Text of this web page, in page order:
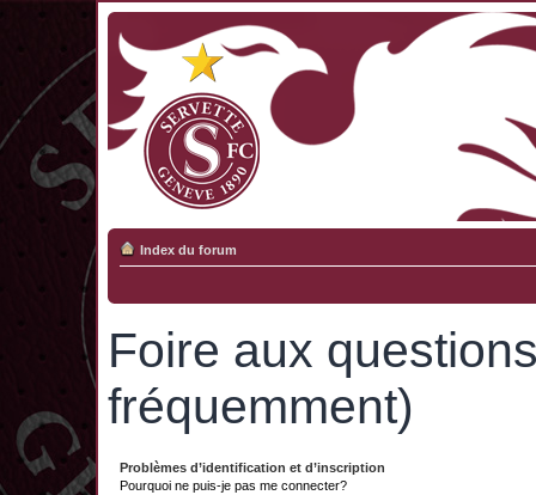
Index du forum
Foire aux
fréquemment)
Problèmes d’identification et d’inscription
Pourquoi ne puis-je pas me connecter?